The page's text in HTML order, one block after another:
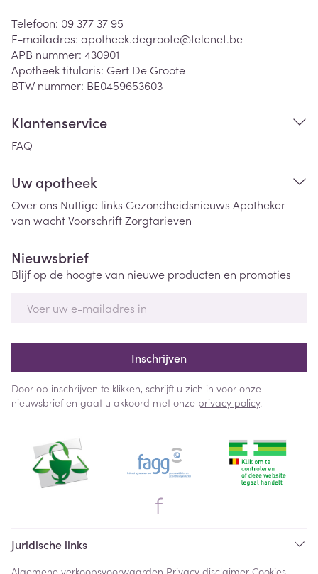
Telefoon: 09 377 37 95
E-mailadres: apotheek.degroote@telenet.be
APB nummer: 430901
Apotheek titularis: Gert De Groote
BTW nummer: BE0459653603
Klantenservice
FAQ
Uw apotheek
Over ons Nuttige links Gezondheidsnieuws Apotheker
van wachtVoorschriftZorgtarieven
Nieuwsbrief
Blijf op de hoogte van nieuwe producten en promoties
Inschrijven
Door op inschrijven te klikken, schrijft u zich in voor onze
nieuwsbrief en gaat u akkoord met onze privacy policy.
Juridische links
Algemene verkoopsvoorwaarden Privacy disclaimer Cookies